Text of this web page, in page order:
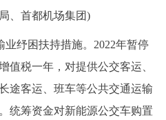
、首都机场集团)
纾困扶持措施。2022年暂停
值税一年，对提供公交客运、
途客运、班车等公共交通运输
统筹资金对新能源公交车购置